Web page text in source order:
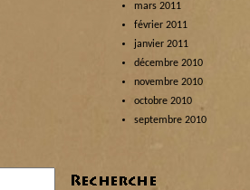
mars 2011
février 2011
janvier 2011
décembre 2010
novembre 2010
octobre 2010
septembre 2010